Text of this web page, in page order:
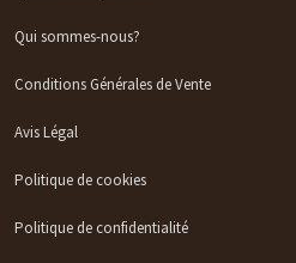
Qui sommes-nous?
Conditions Générales de Vente
Avis Légal
Politique de cookies
Politique de confidentialité